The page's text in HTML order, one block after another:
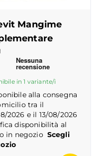
-center
Mangime
Truspilot del
in 1 variante/i
alla consegna
tra il
2026 e il 13/08/2026
disponibilità al
in negozio Scegli